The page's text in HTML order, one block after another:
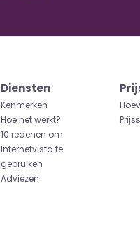
Diensten
Kenmerken
Hoe het werkt?
10 redenen om
internetvista te
gebruiken
Adviezen